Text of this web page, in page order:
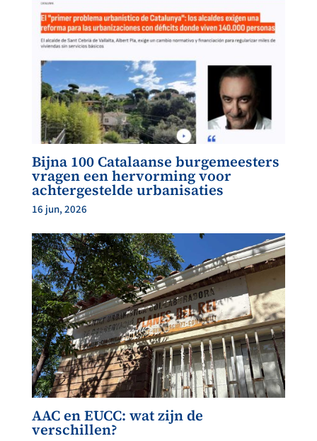
Bijna 100 Catalaanse burgemeesters
vragen een hervorming voor
achtergestelde urbanisaties
16 jun, 2026
AAC en EUCC: wat zijn de
verschillen?